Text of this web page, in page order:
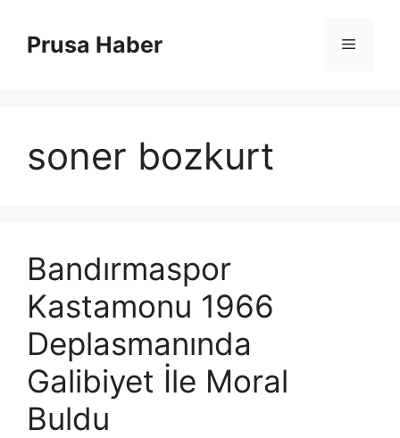
Prusa Haber Menü
soner bozkurt
Bandırmaspor
Kastamonu 1966
Deplasmanında
Galibiyet İle Moral
Buldu